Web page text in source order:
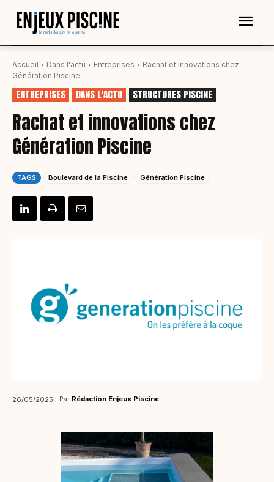
Accueil Dans l'actu Entreprises
Rachat et innovations chez
Génération Piscine
ENTREPRISES DANS L'ACTU STRUCTURES PISCINE
Rachat et innovations chez
Génération Piscine
TAGS Boulevard de la Piscine Génération Piscine
26/05/2025 Par Rédaction Enjeux Piscine